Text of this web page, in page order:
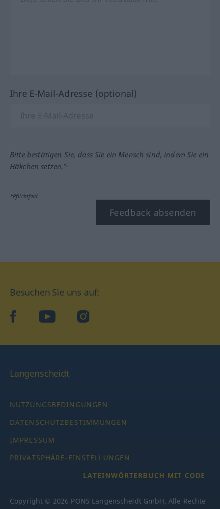
Ihre E-Mail-Adresse (optional)
Bitte bestätigen Sie, dass Sie ein Mensch sind, indem Sie ein
Häkchen setzen.*
*Pflichtfeld
Feedback absenden
Besuchen Sie uns auf:
facebookYouTube Instagram
Langenscheidt
NUTZUNGSBEDINGUNGEN
DATENSCHUTZBESTIMMUNGEN
IMPRESSUM
PRIVATSPHÄRE-EINSTELLUNGEN
LATEINWÖRTERBUCH MIT CODE
Copyright © 2026 PONS Langenscheidt GmbH, Alle Rechte